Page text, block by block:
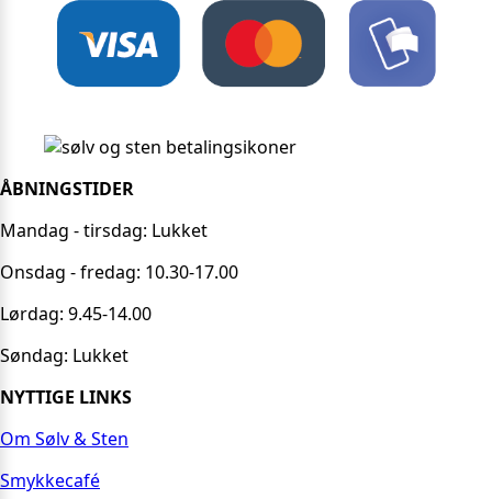
ÅBNINGSTIDER
Mandag - tirsdag: Lukket
Onsdag - fredag: 10.30-17.00
Lørdag: 9.45-14.00
Søndag: Lukket
NYTTIGE LINKS
Om Sølv & Sten
Smykkecafé